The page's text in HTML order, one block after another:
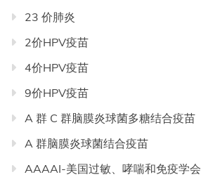
23 价肺炎
2价HPV疫苗
4价HPV疫苗
9价HPV疫苗
A 群 C 群脑膜炎球菌多糖结合疫苗
A 群脑膜炎球菌结合疫苗
AAAAI-美国过敏、哮喘和免疫学会